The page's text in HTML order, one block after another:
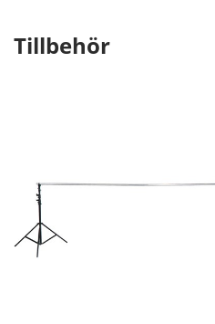
Tillbehör